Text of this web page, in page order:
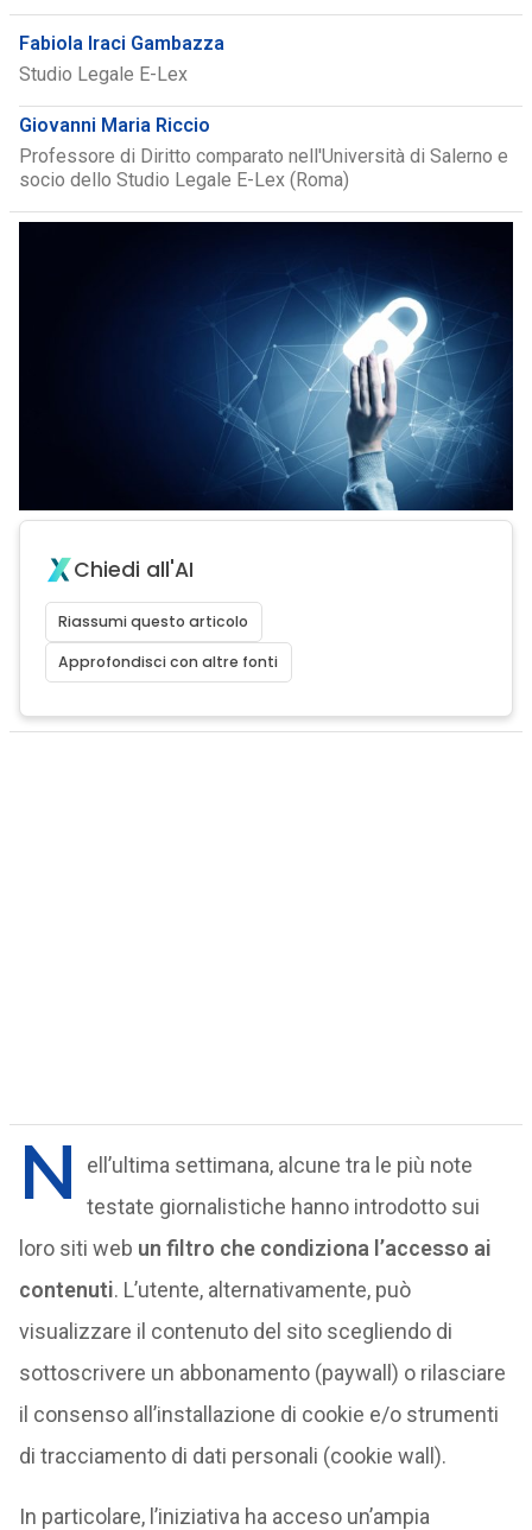
Fabiola Iraci Gambazza
Studio Legale E-Lex
Giovanni Maria Riccio
Professore di Diritto comparato nell'Università di Salerno e
socio dello Studio Legale E-Lex (Roma)
Chiedi all'AI
Riassumi questo articolo
Approfondisci con altre fonti
N
ell’ultima settimana, alcune tra le più note
testate giornalistiche hanno introdotto sui
loro siti web un filtro che condiziona l’accesso ai
contenuti. L’utente, alternativamente, può
visualizzare il contenuto del sito scegliendo di
sottoscrivere un abbonamento (paywall) o rilasciare
il consenso all’installazione di cookie e/o strumenti
di tracciamento di dati personali (cookie wall).
In particolare, l’iniziativa ha acceso un’ampia